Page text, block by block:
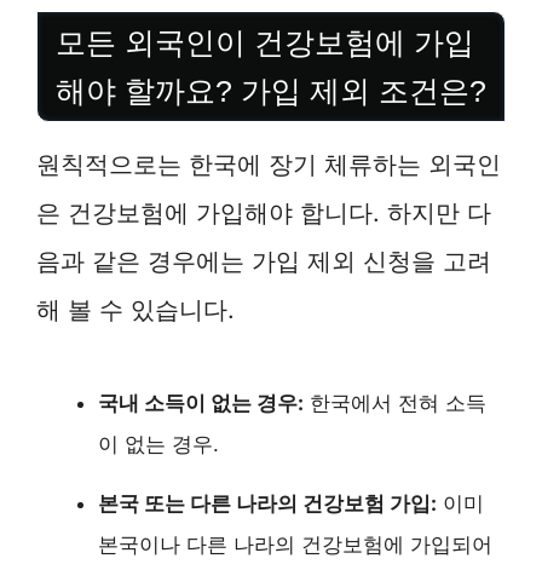
모든 외국인이 건강보험에 가입
해야 할까요? 가입 제외 조건은?
원칙적으로는 한국에 장기 체류하는 외국인
은 건강보험에 가입해야 합니다. 하지만 다
음과 같은 경우에는 가입 제외 신청을 고려
해 볼 수 있습니다.
국내 소득이 없는 경우: 한국에서 전혀 소득
이 없는 경우.
본국 또는 다른 나라의 건강보험 가입: 이미
본국이나 다른 나라의 건강보험에 가입되어